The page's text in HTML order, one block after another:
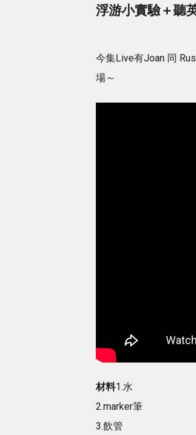
浮游小實驗＋聽
今集Live有Joan 同
場～
材料1.水
2.marker筆
3.飲管